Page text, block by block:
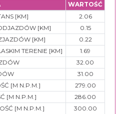
WARTOŚĆ
[KM]
2.06
[KM]
0.15
[KM]
0.22
TERENIE [KM]
1.69
32.00
31.00
[M N.P.M.]
279.00
[M N.P.M.]
286.00
[M N.P.M.]
300.00